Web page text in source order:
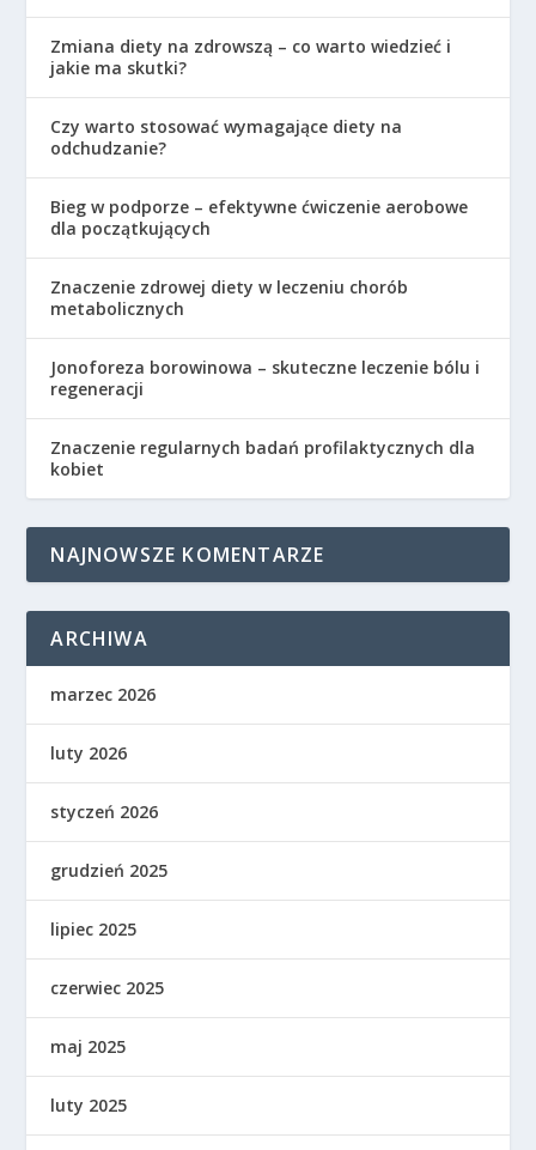
Zmiana diety na zdrowszą – co warto wiedzieć i
jakie ma skutki?
Czy warto stosować wymagające diety na
odchudzanie?
Bieg w podporze – efektywne ćwiczenie aerobowe
dla początkujących
Znaczenie zdrowej diety w leczeniu chorób
metabolicznych
Jonoforeza borowinowa – skuteczne leczenie bólu i
regeneracji
Znaczenie regularnych badań profilaktycznych dla
kobiet
NAJNOWSZE KOMENTARZE
ARCHIWA
marzec 2026
luty 2026
styczeń 2026
grudzień 2025
lipiec 2025
czerwiec 2025
maj 2025
luty 2025